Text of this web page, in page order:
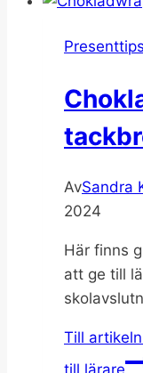
Presenttips
AvSandra
2024
Här finns
att ge till
Till artikeln
till lärare